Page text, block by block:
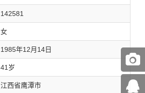
142581
女
1985年12月14日
41岁
江西省鹰潭市